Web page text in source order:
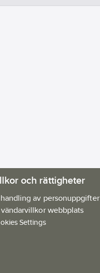
och rättigheter
av personuppgifter
webbplats
Settings